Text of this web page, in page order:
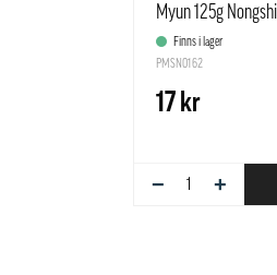
Myun 125g
KoreanFinns i lager
PMSN0162
17 kr
− +